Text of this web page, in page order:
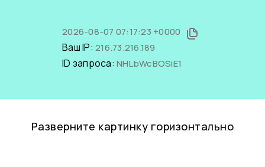
2026-08-07 07:17:23 +0000
Ваш IP: 216.73.216.189
ID запроса: NHLbWcBOSiE1
Разверните картинку горизонтально